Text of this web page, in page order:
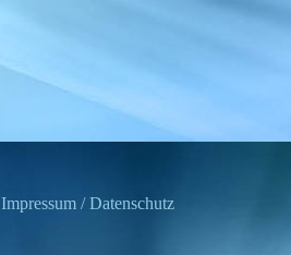
Impressum / Datenschutz